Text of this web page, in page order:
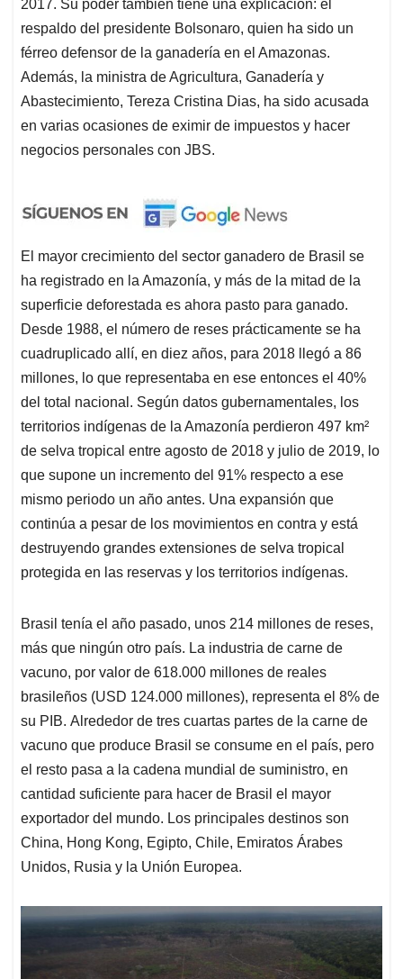
2017. Su poder también tiene una explicación: el
respaldo del presidente Bolsonaro, quien ha sido un
férreo defensor de la ganadería en el Amazonas.
Además, la ministra de Agricultura, Ganadería y
Abastecimiento, Tereza Cristina Dias, ha sido acusada
en varias ocasiones de eximir de impuestos y hacer
negocios personales con JBS.
El mayor crecimiento del sector ganadero de Brasil se
ha registrado en la Amazonía, y más de la mitad de la
superficie deforestada es ahora pasto para ganado.
Desde 1988, el número de reses prácticamente se ha
cuadruplicado allí, en diez años, para 2018 llegó a 86
millones, lo que representaba en ese entonces el 40%
del total nacional. Según datos gubernamentales, los
territorios indígenas de la Amazonía perdieron 497 km²
de selva tropical entre agosto de 2018 y julio de 2019, lo
que supone un incremento del 91% respecto a ese
mismo periodo un año antes. Una expansión que
continúa a pesar de los movimientos en contra y está
destruyendo grandes extensiones de selva tropical
protegida en las reservas y los territorios indígenas.
Brasil tenía el año pasado, unos 214 millones de reses,
más que ningún otro país. La industria de carne de
vacuno, por valor de 618.000 millones de reales
brasileños (USD 124.000 millones), representa el 8% de
su PIB. Alrededor de tres cuartas partes de la carne de
vacuno que produce Brasil se consume en el país, pero
el resto pasa a la cadena mundial de suministro, en
cantidad suficiente para hacer de Brasil el mayor
exportador del mundo. Los principales destinos son
China, Hong Kong, Egipto, Chile, Emiratos Árabes
Unidos, Rusia y la Unión Europea.